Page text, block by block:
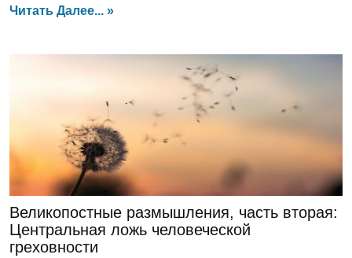
Читать Далее... »
Великопостные размышления, часть вторая:
Центральная ложь человеческой
греховности